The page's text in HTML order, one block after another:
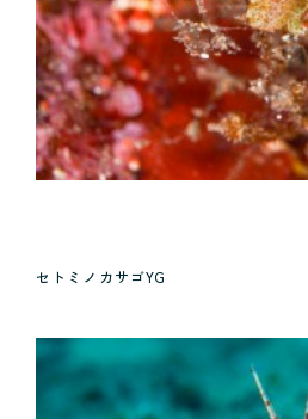
セトミノカサゴYG